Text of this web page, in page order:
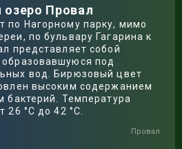
озеро Провал
по Нагорному парку, мимо
по бульвару Гагарина к
представляет собой
под
вод. Бирюзовый цвет
высоким содержанием
бактерий. Температура
°C до 42 °C.
Провал